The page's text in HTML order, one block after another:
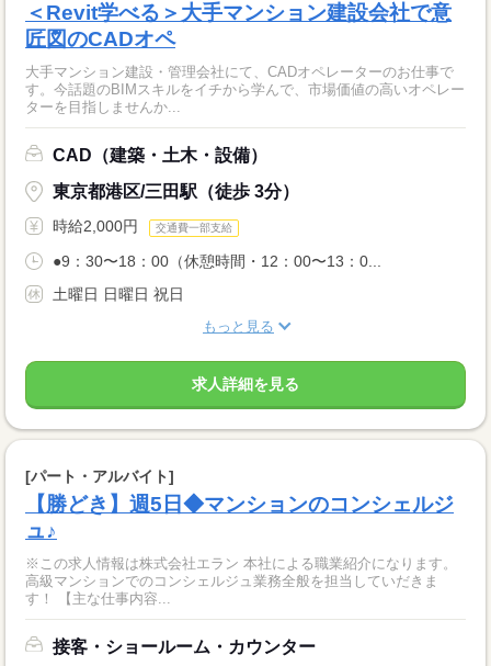
＜Revit学べる＞大手マンション建設会社で意
匠図のCADオペ
大手マンション建設・管理会社にて、CADオペレーターのお仕事で
す。今話題のBIMスキルをイチから学んで、市場価値の高いオペレー
ターを目指しませんか...
CAD（建築・土木・設備）
東京都港区/三田駅（徒歩 3分）
時給2,000円 交通費一部支給
●9：30〜18：00（休憩時間・12：00〜13：0...
土曜日 日曜日 祝日
もっと見る
求人詳細を見る
[パート・アルバイト]
【勝どき】週5日◆マンションのコンシェルジ
ュ♪
※この求人情報は株式会社エラン 本社による職業紹介になります。
高級マンションでのコンシェルジュ業務全般を担当していだきま
す！ 【主な仕事内容...
接客・ショールーム・カウンター